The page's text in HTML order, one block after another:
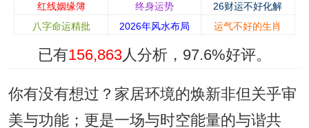
红线姻缘簿 终身运势
26财运不好化解
八字命运精批
2026年风水布局 运气不好的生肖
已有156,863人分析， 97.6%好评。
你有没有想过？家居环境的焕新非但关乎审
美与功能；更是一场与时空能量的与谐共